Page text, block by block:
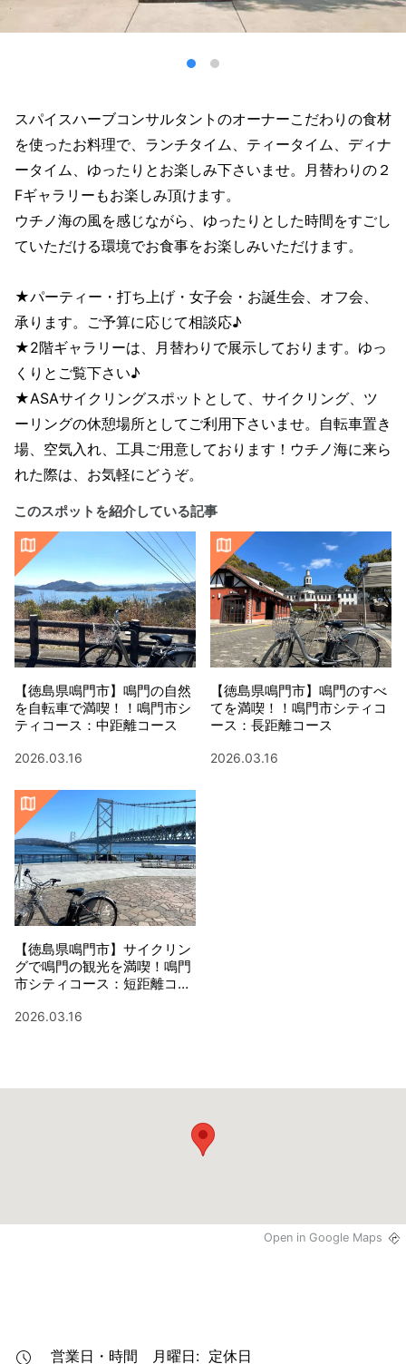
スパイスハーブコンサルタントのオーナーこだわりの食材
を使ったお料理で、ランチタイム、ティータイム、ディナ
ータイム、ゆったりとお楽しみ下さいませ。月替わりの２
Fギャラリーもお楽しみ頂けます。
ウチノ海の風を感じながら、ゆったりとした時間をすごし
ていただける環境でお食事をお楽しみいただけます。
★パーティー・打ち上げ・女子会・お誕生会、オフ会、
承ります。ご予算に応じて相談応♪
★2階ギャラリーは、月替わりで展示しております。ゆっ
くりとご覧下さい♪
★ASAサイクリングスポットとして、サイクリング、ツ
ーリングの休憩場所としてご利用下さいませ。自転車置き
場、空気入れ、工具ご用意しております！ウチノ海に来ら
れた際は、お気軽にどうぞ。
このスポットを紹介している記事
【徳島県鳴門市】鳴門の自然
を自転車で満喫！！鳴門市シ
ティコース：中距離コース
2026.03.16
【徳島県鳴門市】鳴門のすべ
てを満喫！！鳴門市シティコ
ース：長距離コース
2026.03.16
【徳島県鳴門市】サイクリン
グで鳴門の観光を満喫！鳴門
市シティコース：短距離コー
2026.03.16
Open in Google Maps
営業日・時間 月曜日: 定休日